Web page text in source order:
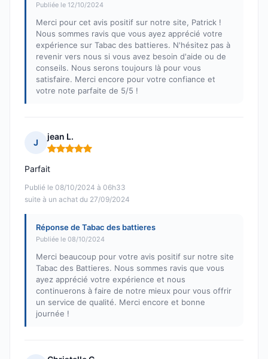
Publiée le 12/10/2024
Merci pour cet avis positif sur notre site, Patrick !
Nous sommes ravis que vous ayez apprécié votre
expérience sur Tabac des battieres. N'hésitez pas à
revenir vers nous si vous avez besoin d'aide ou de
conseils. Nous serons toujours là pour vous
satisfaire. Merci encore pour votre confiance et
votre note parfaite de 5/5 !
J
jean L.
Note : 5 sur 5
Publié le 08/10/2024 à 06h33
suite à un achat du 27/09/2024
Parfait
Réponse de Tabac des battieres
Publiée le 08/10/2024
Merci beaucoup pour votre avis positif sur notre site
Tabac des Battieres. Nous sommes ravis que vous
ayez apprécié votre expérience et nous
continuerons à faire de notre mieux pour vous offrir
un service de qualité. Merci encore et bonne
journée !